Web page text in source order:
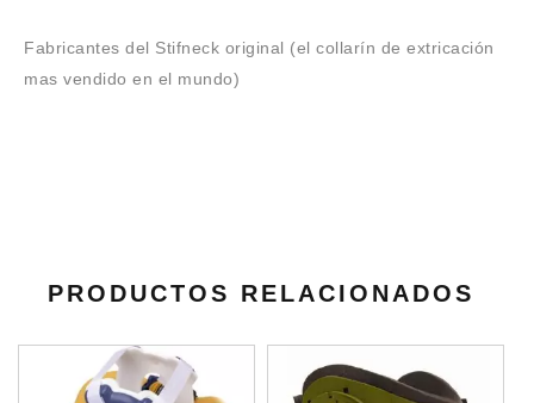
Fabricantes del Stifneck original (el collarín de extricación
mas vendido en el mundo)
PRODUCTOS RELACIONADOS